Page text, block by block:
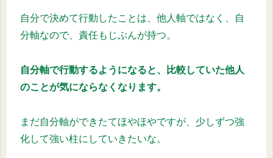
自分で決めて行動したことは、他人軸ではなく、自
分軸なので、責任もじぶんが持つ。
自分軸で行動するようになると、比較していた他人
のことが気にならなくなります。
まだ自分軸ができたてほやほやですが、少しずつ強
化して強い柱にしていきたいな。